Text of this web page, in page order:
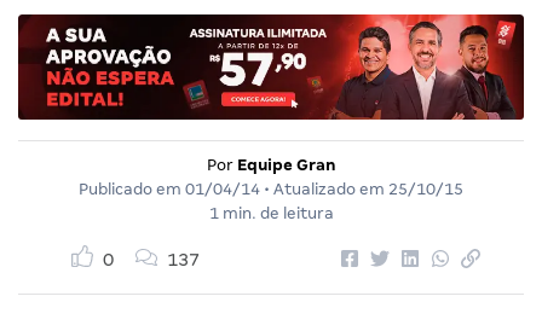
Por Equipe Gran
Publicado em 01/04/14 • Atualizado em 25/10/15
1 min. de leitura
0 137